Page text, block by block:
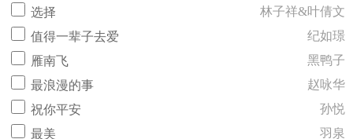
选择
林子祥&叶倩文
值得一辈子去爱
纪如璟
雁南飞
黑鸭子
最浪漫的事
赵咏华
祝你平安
孙悦
最美
羽泉